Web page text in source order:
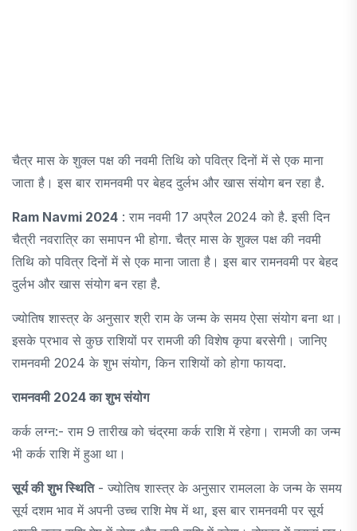
चैत्र मास के शुक्ल पक्ष की नवमी तिथि को पवित्र दिनों में से एक माना
जाता है। इस बार रामनवमी पर बेहद दुर्लभ और खास संयोग बन रहा है.
Ram Navmi 2024 : राम नवमी 17 अप्रैल 2024 को है. इसी दिन
चैत्री नवरात्रि का समापन भी होगा. चैत्र मास के शुक्ल पक्ष की नवमी
तिथि को पवित्र दिनों में से एक माना जाता है। इस बार रामनवमी पर बेहद
दुर्लभ और खास संयोग बन रहा है.
ज्योतिष शास्त्र के अनुसार श्री राम के जन्म के समय ऐसा संयोग बना था।
इसके प्रभाव से कुछ राशियों पर रामजी की विशेष कृपा बरसेगी। जानिए
रामनवमी 2024 के शुभ संयोग, किन राशियों को होगा फायदा.
रामनवमी 2024 का शुभ संयोग
कर्क लग्न:- राम 9 तारीख को चंद्रमा कर्क राशि में रहेगा। रामजी का जन्म
भी कर्क राशि में हुआ था।
सूर्य की शुभ स्थिति- ज्योतिष शास्त्र के अनुसार रामलला के जन्म के समय
सूर्य दशम भाव में अपनी उच्च राशि मेष में था, इस बार रामनवमी पर सूर्य